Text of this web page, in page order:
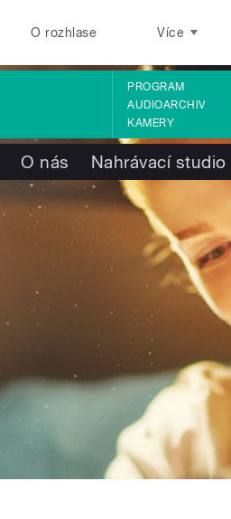
O rozhlase Více
PROGRAM
AUDIOARCHIV
KAMERY
O nás Nahrávací studio